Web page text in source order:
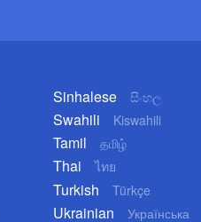
Sinhalese සිංහල
Swahili Kiswahili
Tamil தமிழ்
Thai ไทย
Turkish Türkçe
Ukrainian Українська